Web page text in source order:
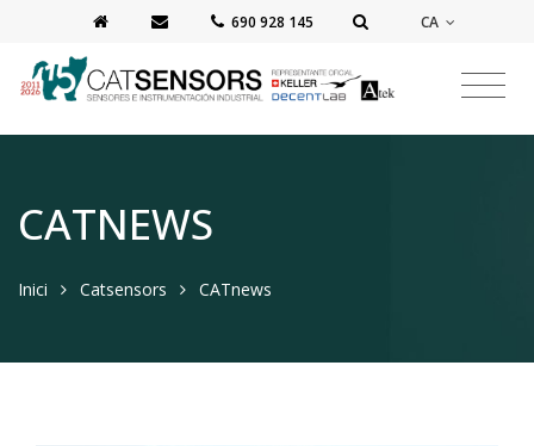
‭690 928 145‬ CA
CATNEWS
Inici Catsensors CATnews